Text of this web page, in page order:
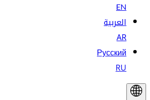
EN
العربية
AR
Русский
RU